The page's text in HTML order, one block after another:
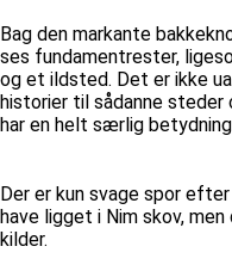
Bag den markante
ses fundamentrester,
og et ildsted. Det er ikke
historier til sådanne steder
har en helt særlig
Der er kun svage spor
have ligget i Nim skov,
kilder.